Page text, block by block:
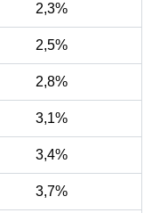
2,3%
2,5%
2,8%
3,1%
3,4%
3,7%